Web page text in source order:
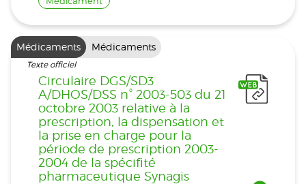
Médicaments Médicaments
Texte officiel
Circulaire DGS/SD3
A/DHOS/DSS n° 2003-503 du 21
octobre 2003 relative à la
prescription, la dispensation et
la prise en charge pour la
période de prescription 2003-
2004 de la spécifité
pharmaceutique Synagis